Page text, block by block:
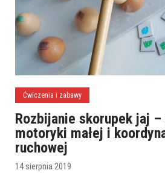
Ćwiczenia i zabawy
Rozbijanie skorupek jaj
motoryki małej i
ruchowej
14 sierpnia 2019